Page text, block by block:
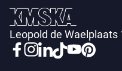
Leopold de Waelplaats